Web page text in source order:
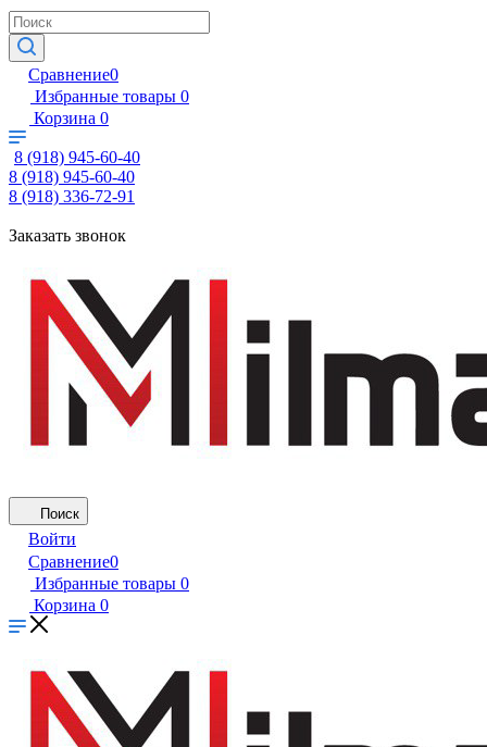
Сравнение0
Избранные товары 0
Корзина 0
8 (918) 945-60-40
8 (918) 945-60-40
8 (918) 336-72-91
Заказать звонок
Поиск
Войти
Сравнение0
Избранные товары 0
Корзина 0